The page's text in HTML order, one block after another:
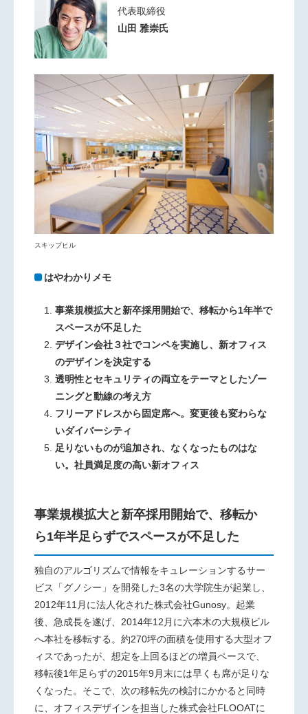
代表取締役
山田 雅崇氏
スキップヒル
はやわかりメモ
事業規模拡大と新卒採用開始で、移転から1年半で
スペースが不足した
デザイン会社３社でコンペを実施し、新オフィス
のデザインを決定する
透明性とセキュリティの両立をテーマとしたゾー
ニングと動線の考え方
フリーアドレスから固定席へ。変更後も変わらな
いダイバーシティ
足りないものが追加され、なくなったものはな
い。社員満足度の高い新オフィス
事業規模拡大と新卒採用開始で、移転か
ら1年半足らずでスペースが不足した
独自のアルゴリズムで情報をキュレーションするサー
ビス
「グノシー」を開発した3名の大学院生が起業し、
2012年11月に法人化された株式会社Gunosy。起業
後、急成長を遂げ、2014年12月に六本木の大規模ビル
へ本社を移転する。約270坪の面積を使用する大型オフ
ィスであったが、想定を上回るほどの増員ペースで、
移転後1年足らずの2015年9月末には早くも席が足りな
くなった。そこで、次の移転先の検討にかかると同時
に、オフィスデザインを担当した株式会社FLOOATに